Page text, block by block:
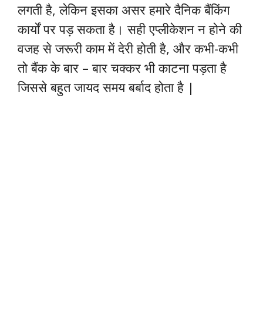
लगती है, लेकिन इसका असर हमारे दैनिक बैंकिंग
कार्यों पर पड़ सकता है। सही एप्लीकेशन न होने की
वजह से जरूरी काम में देरी होती है, और कभी-कभी
तो बैंक के बार – बार चक्कर भी काटना पड़ता है
जिससे बहुत जायद समय बर्बाद होता है |